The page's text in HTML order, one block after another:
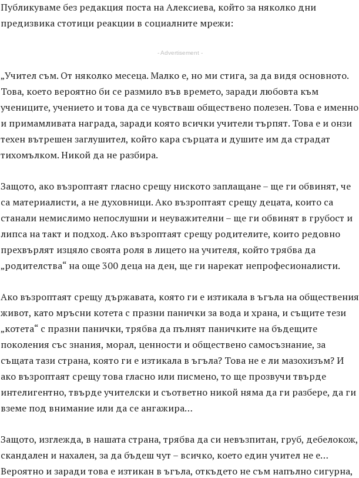
Публикуваме без редакция поста на Алексиева, който за няколко дни
предизвика стотици реакции в социалните мрежи:
- Advertisement -
„Учител съм. От няколко месеца. Малко е, но ми стига, за да видя основното.
Това, което вероятно би се размило във времето, заради любовта към
учениците, учението и това да се чувстваш обществено полезен. Това е именно
и примамливата награда, заради която всички учители търпят. Това е и онзи
техен вътрешен заглушител, който кара сърцата и душите им да страдат
тихомълком. Никой да не разбира.
Защото, ако възроптаят гласно срещу ниското заплащане – ще ги обвинят, че
са материалисти, а не духовници. Ако възроптаят срещу децата, които са
станали немислимо непослушни и неуважителни – ще ги обвинят в грубост и
липса на такт и подход. Ако възроптаят срещу родителите, които редовно
прехвърлят изцяло своята роля в лицето на учителя, който трябва да
„родителства“ на още 300 деца на ден, ще ги нарекат непрофесионалисти.
Ако възроптаят срещу държавата, която ги е изтикала в ъгъла на обществения
живот, като мръсни котета с празни панички за вода и храна, и същите тези
„котета“ с празни панички, трябва да пълнят паничките на бъдещите
поколения със знания, морал, ценности и обществено самосъзнание, за
същата тази страна, която ги е изтикала в ъгъла? Това не е ли мазохизъм? И
ако възроптаят срещу това гласно или писмено, то ще прозвучи твърде
интелигентно, твърде учителски и съответно никой няма да ги разбере, да ги
вземе под внимание или да се ангажира…
Защото, изглежда, в нашата страна, трябва да си невъзпитан, груб, дебелокож,
скандален и нахален, за да бъдеш чут – всичко, което един учител не е…
Вероятно и заради това е изтикан в ъгъла, откъдето не съм напълно сигурна,